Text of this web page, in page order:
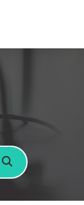
搜尋